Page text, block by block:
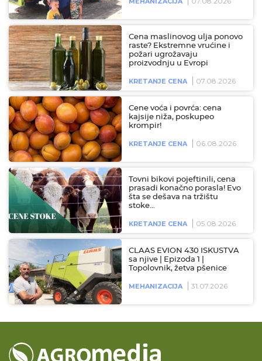
Cena maslinovog ulja ponovo
raste? Ekstremne vrućine i
požari ugrožavaju
proizvodnju u Evropi
KRETANJE CENA 07.08.2026
Cene voća i povrća: cena
kajsije niža, poskupeo
krompir!
KRETANJE CENA 06.08.2026
Tovni bikovi pojeftinili, cena
prasadi konačno porasla! Evo
šta se dešava na tržištu
stoke…
KRETANJE CENA 05.08.2026
CLAAS EVION 430 ISKUSTVA
sa njive | Epizoda 1 |
Topolovnik, žetva pšenice
MEHANIZACIJA 31.07.2026